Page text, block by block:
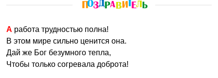
А работа трудностью полна!
В этом мире сильно ценится она.
Дай же Бог безумного тепла,
Чтобы только согревала доброта!